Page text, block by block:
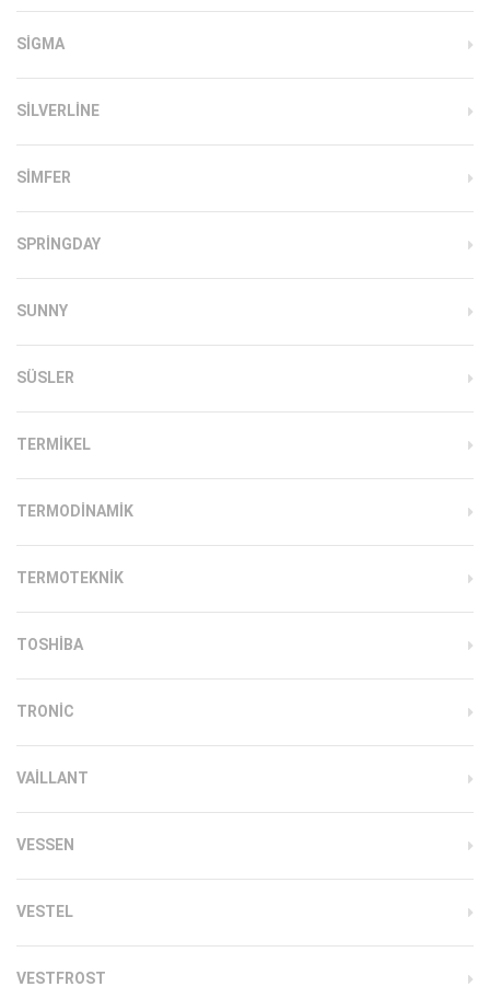
SIGMA
SILVERLINE
SIMFER
SPRINGDAY
SUNNY
SÜSLER
TERMIKEL
TERMODINAMIK
TERMOTEKNIK
TOSHIBA
TRONIC
VAILLANT
VESSEN
VESTEL
VESTFROST